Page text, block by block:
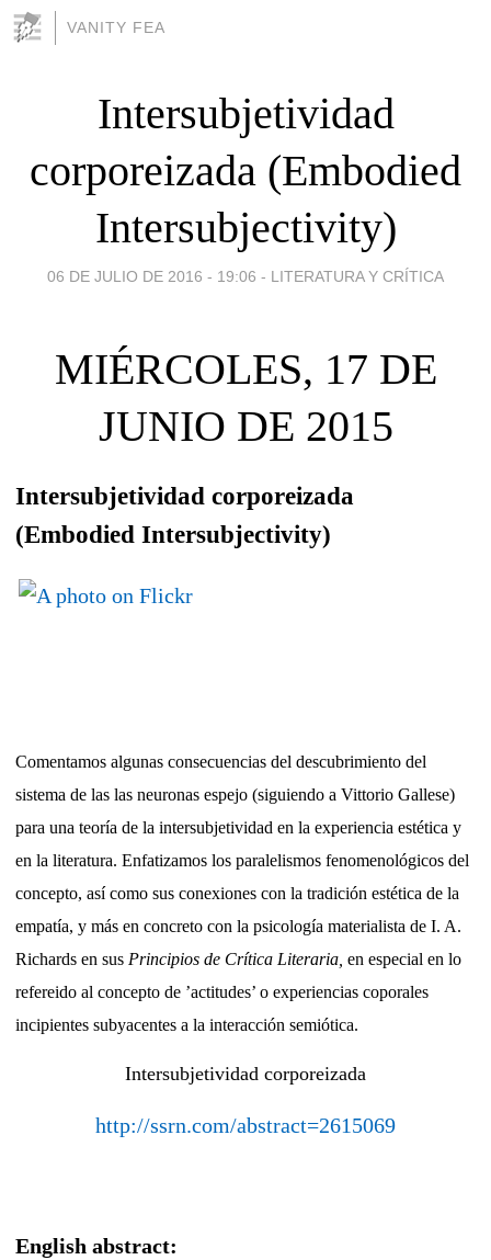
VANITY FEA
Intersubjetividad
corporeizada (Embodied
Intersubjectivity)
06 DE JULIO DE 2016 - 19:06 - LITERATURA Y CRÍTICA
MIÉRCOLES, 17 DE
JUNIO DE 2015
Intersubjetividad corporeizada
(Embodied Intersubjectivity)
Comentamos algunas consecuencias del descubrimiento del
sistema de las las neuronas espejo (siguiendo a Vittorio Gallese)
para una teoría de la intersubjetividad en la experiencia estética y
en la literatura. Enfatizamos los paralelismos fenomenológicos del
concepto, así como sus conexiones con la tradición estética de la
empatía, y más en concreto con la psicología materialista de I. A.
Richards en sus Principios de Crítica Literaria, en especial en lo
refereido al concepto de ’actitudes’ o experiencias coporales
incipientes subyacentes a la interacción semiótica.
Intersubjetividad corporeizada
http://ssrn.com/abstract=2615069
English abstract: